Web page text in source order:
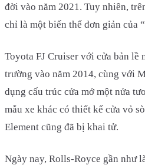
đời vào năm 2021. Tuy nhiên,
chỉ là một biến thể đơn giản của
Toyota FJ Cruiser với cửa bản lề
trường vào năm 2014, cùng với
dụng cấu trúc cửa mở một nửa
mẫu xe khác có thiết kế cửa vỏ
Element cũng đã bị khai tử.
Ngày nay, Rolls-Royce gần như